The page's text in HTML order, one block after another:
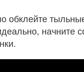
обклейте
начните